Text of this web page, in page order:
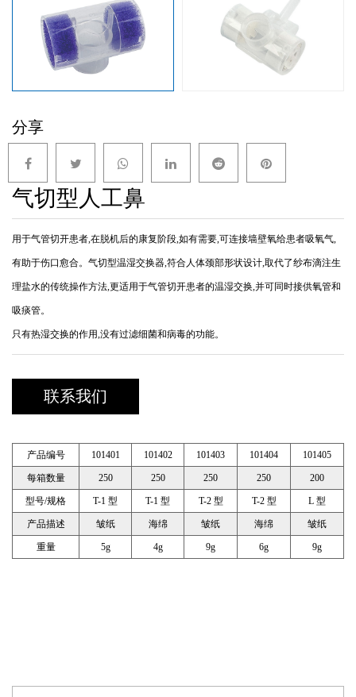
分享
气切型人工鼻
用于气管切开患者,在脱机后的康复阶段,如有需要,可连接墙壁氧给患者吸氧气,
有助于伤口愈合。气切型温湿交换器,符合人体颈部形状设计,取代了纱布滴注生
理盐水的传统操作方法,更适用于气管切开患者的温湿交换,并可同时接供氧管和
吸痰管。
只有热湿交换的作用,没有过滤细菌和病毒的功能。
联系我们
产品编号 101401 101402 101403 101404 101405
每箱数量 250 250 250 250 200
型号/规格 T-1 型 T-1 型 T-2 型 T-2 型 L 型
产品描述 皱纸 海绵 皱纸 海绵 皱纸
重量 5g 4g 9g 6g 9g